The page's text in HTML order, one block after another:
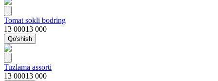
Tomat sokli bodring
13 00013 000
Qo'shish
Tuzlama assorti
13 00013 000